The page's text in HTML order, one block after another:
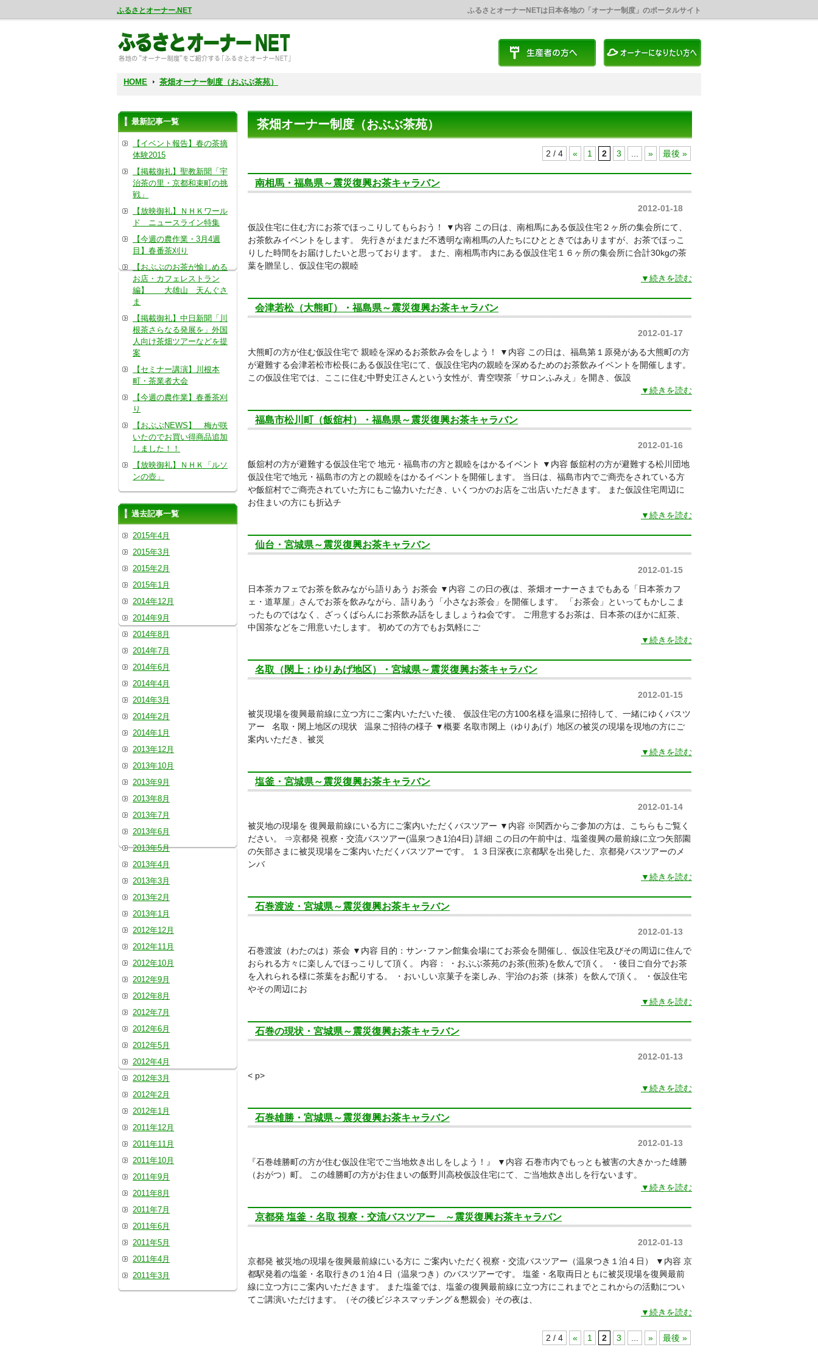
ふるさとオーナー.NET ふるさとオーナーNETは日本各地の「オーナー制度」のポータルサイト
HOME 茶畑オーナー制度（おぶぶ茶苑）
茶畑オーナー制度（おぶぶ茶苑）
2 / 4 « 1 2 3 » 最後 »
南相馬・福島県～震災復興お茶キャラバン
2012-01-18
仮設住宅に住む方にお茶でほっこりしてもらおう！ ▼内容 この日は、南相馬にある仮設住宅２ヶ所の集会所にて、
お茶飲みイベントをします。 先行きがまだまだ不透明な南相馬の人たちにひとときではありますが、お茶でほっこ
りした時間をお届けしたいと思っております。 また、南相馬市内にある仮設住宅１６ヶ所の集会所に合計30kgの茶
葉を贈呈し、仮設住宅の親睦
▼続きを読む
会津若松（大熊町）・福島県～震災復興お茶キャラバン
2012-01-17
大熊町の方が住む仮設住宅で 親睦を深めるお茶飲み会をしよう！ ▼内容 この日は、福島第１原発がある大熊町の方
が避難する会津若松市松長にある仮設住宅にて、仮設住宅内の親睦を深めるためのお茶飲みイベントを開催します。
この仮設住宅では、ここに住む中野史江さんという女性が、青空喫茶「サロンふみえ」を開き、仮設
▼続きを読む
福島市松川町（飯舘村）・福島県～震災復興お茶キャラバン
2012-01-16
飯舘村の方が避難する仮設住宅で 地元・福島市の方と親睦をはかるイベント ▼内容 飯舘村の方が避難する松川団地
仮設住宅で地元・福島市の方との親睦をはかるイベントを開催します。 当日は、福島市内でご商売をされている方
や飯舘村でご商売されていた方にもご協力いただき、いくつかのお店をご出店いただきます。 また仮設住宅周辺に
お住まいの方にも折込チ
▼続きを読む
仙台・宮城県～震災復興お茶キャラバン
2012-01-15
日本茶カフェでお茶を飲みながら語りあう お茶会 ▼内容 この日の夜は、茶畑オーナーさまでもある「日本茶カフ
ェ・道草屋」さんでお茶を飲みながら、語りあう「小さなお茶会」を開催します。 「お茶会」といってもかしこま
ったものではなく、ざっくばらんにお茶飲み話をしましょうね会です。 ご用意するお茶は、日本茶のほかに紅茶、
中国茶などをご用意いたします。 初めての方でもお気軽にご
▼続きを読む
名取（閖上：ゆりあげ地区）・宮城県～震災復興お茶キャラバン
2012-01-15
被災現場を復興最前線に立つ方にご案内いただいた後、 仮設住宅の方100名様を温泉に招待して、一緒にゆくバスツ
アー 名取・閖上地区の現状 温泉ご招待の様子 ▼概要 名取市閖上（ゆりあげ）地区の被災の現場を現地の方にご
案内いただき、被災
▼続きを読む
塩釜・宮城県～震災復興お茶キャラバン
2012-01-14
被災地の現場を 復興最前線にいる方にご案内いただくバスツアー ▼内容 ※関西からご参加の方は、こちらもご覧く
ださい。 ⇒京都発 視察・交流バスツアー(温泉つき1泊4日) 詳細 この日の午前中は、塩釜復興の最前線に立つ矢部園
の矢部さまに被災現場をご案内いただくバスツアーです。 １３日深夜に京都駅を出発した、京都発バスツアーのメ
ンバ
▼続きを読む
石巻渡波・宮城県～震災復興お茶キャラバン
2012-01-13
石巻渡波（わたのは）茶会 ▼内容 目的：サン･ファン館集会場にてお茶会を開催し、仮設住宅及びその周辺に住んで
おられる方々に楽しんでほっこりして頂く。 内容： ・おぶぶ茶苑のお茶(煎茶)を飲んで頂く。 ・後日ご自分でお茶
を入れられる様に茶葉をお配りする。 ・おいしい京菓子を楽しみ、宇治のお茶（抹茶）を飲んで頂く。 ・仮設住宅
やその周辺にお
▼続きを読む
石巻の現状・宮城県～震災復興お茶キャラバン
2012-01-13
< p>
▼続きを読む
石巻雄勝・宮城県～震災復興お茶キャラバン
2012-01-13
『石巻雄勝町の方が住む仮設住宅でご当地炊き出しをしよう！』 ▼内容 石巻市内でもっとも被害の大きかった雄勝
（おがつ）町。 この雄勝町の方がお住まいの飯野川高校仮設住宅にて、ご当地炊き出しを行ないます。
▼続きを読む
京都発 塩釜・名取 視察・交流バスツアー ～震災復興お茶キャラバン
2012-01-13
京都発 被災地の現場を復興最前線にいる方に ご案内いただく視察・交流バスツアー（温泉つき１泊４日） ▼内容 京
都駅発着の塩釜・名取行きの１泊４日（温泉つき）のバスツアーです。 塩釜・名取両日ともに被災現場を復興最前
線に立つ方にご案内いただきます。 また塩釜では、塩釜の復興最前線に立つ方にこれまでとこれからの活動につい
てご講演いただけます。（その後ビジネスマッチング＆懇親会）その夜は、
▼続きを読む
2 / 4 « 1 2 3 » 最後 »
最新記事一覧
【イベント報告】春の茶摘
体験2015
【掲載御礼】聖教新聞「宇
治茶の里・京都和束町の挑
戦」
【放映御礼】ＮＨＫワール
ド ニュースライン特集
【今週の農作業・3月4週
目】春番茶刈り
【おぶぶのお茶が愉しめる
お店・カフェレストラン
編】 大雄山 天んぐさ
ま
【掲載御礼】中日新聞「川
根茶さらなる発展を」外国
人向け茶畑ツアーなどを提
案
【セミナー講演】川根本
町・茶業者大会
【今週の農作業】春番茶刈
り
【おぶぶNEWS】 梅が咲
いたのでお買い得商品追加
しました！！
【放映御礼】ＮＨＫ「ルソ
ンの壺」
過去記事一覧
2015年4月
2015年3月
2015年2月
2015年1月
2014年12月
2014年9月
2014年8月
2014年7月
2014年6月
2014年4月
2014年3月
2014年2月
2014年1月
2013年12月
2013年10月
2013年9月
2013年8月
2013年7月
2013年6月
2013年5月
2013年4月
2013年3月
2013年2月
2013年1月
2012年12月
2012年11月
2012年10月
2012年9月
2012年8月
2012年7月
2012年6月
2012年5月
2012年4月
2012年3月
2012年2月
2012年1月
2011年12月
2011年11月
2011年10月
2011年9月
2011年8月
2011年7月
2011年6月
2011年5月
2011年4月
2011年3月